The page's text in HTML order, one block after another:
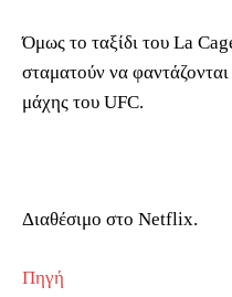
Όμως το ταξίδι του La
σταματούν να
μάχης του UFC.
Διαθέσιμο στο Netflix.
Πηγή